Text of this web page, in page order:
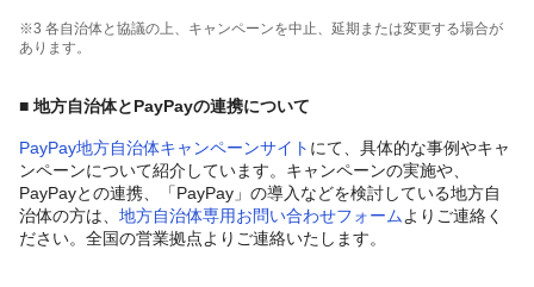
※3 各自治体と協議の上、キャンペーンを中止、延期または変更する場合が
あります。
■ 地方自治体とPayPayの連携について
PayPay地方自治体キャンペーンサイト にて、具体的な事例やキャ
ンペーンについて紹介しています。キャンペーンの実施や、
PayPayとの連携、「PayPay」の導入などを検討している地方自
治体の方は、 地方自治体専用お問い合わせフォーム よりご連絡く
ださい。全国の営業拠点よりご連絡いたします。